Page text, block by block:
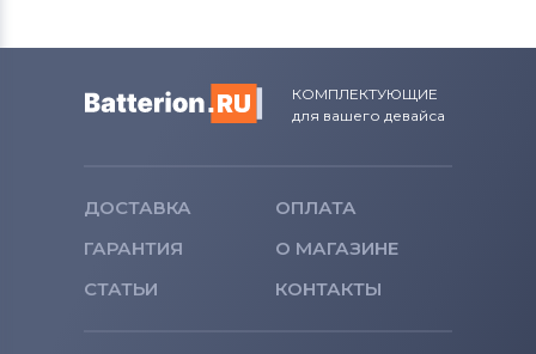
КОМПЛЕКТУЮЩИЕ
для вашего девайса
ДОСТАВКА
ОПЛАТА
ГАРАНТИЯ
О МАГАЗИНЕ
СТАТЬИ
КОНТАКТЫ